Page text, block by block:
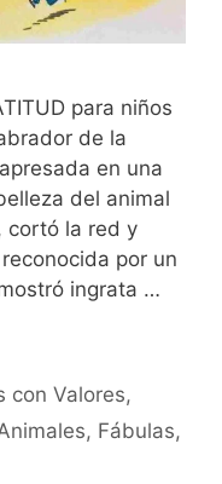
para niños
de la
en una
del animal
cortó la red y
por un
ingrata …
con Valores,
, Fábulas,